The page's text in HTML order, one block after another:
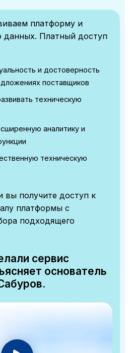
платформу и
данных. Платный доступ
и достоверность
поставщиков
техническую
аналитику и
техническую
вы получите доступ к
платформы с
подходящего
сервис
основатель